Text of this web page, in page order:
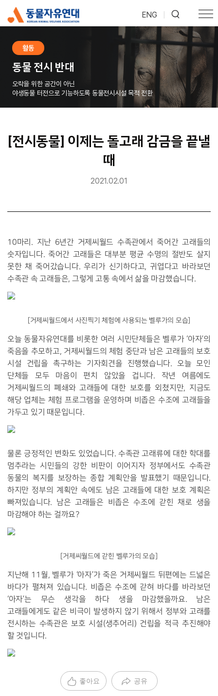
ENG
활동
동물 전시 반대
오락을 위한 공간이 아닌
야생동물 터전으로 기능하도록 동물전시시설 목적 전환
[전시동물] 이제는 돌고래 감금을 끝낼
때
2021.02.01
10마리. 지난 6년간 거제씨월드 수족관에서 죽어간 고래들의
숫자입니다. 죽어간 고래들은 대부분 평균 수명의 절반도 살지
못한 채 죽어갔습니다. 우리가 신기하다고, 귀엽다고 바라보던
수족관 속 고래들은, 그렇게 고통 속에서 삶을 마감했습니다.
[거제씨월드에서 사진찍기 체험에 사용되는 벨루가의 모습]
오늘 동물자유연대를 비롯한 여러 시민단체들은 벨루가 ‘아자’의
죽음을 추모하고, 거제씨월드의 체험 중단과 남은 고래들의 보호
시설 건립을 촉구하는 기자회견을 진행했습니다. 오늘 모인
단체들 모두 마음이 편치 않았을 겁니다. 작년 여름에도
거제씨월드의 폐쇄와 고래들에 대한 보호를 외쳤지만, 지금도
해당 업체는 체험 프로그램을 운영하며 비좁은 수조에 고래들을
가두고 있기 때문입니다.
물론 긍정적인 변화도 있었습니다. 수족관 고래류에 대한 학대를
멈추라는 시민들의 강한 비판이 이어지자 정부에서도 수족관
동물의 복지를 보장하는 종합 계획안을 발표했기 때문입니다.
하지만 정부의 계획안 속에도 남은 고래들에 대한 보호 계획은
빠져있습니다. 남은 고래들은 비좁은 수조에 갇힌 채로 생을
마감해야 하는 걸까요?
[거제씨월드에 갇힌 벨루가의 모습]
지난해 11월, 벨루가 ‘아자’가 죽은 거제씨월드 뒤편에는 드넓은
바다가 펼쳐져 있습니다. 비좁은 수조에 갇혀 바다를 바라보던
‘아자’는 무슨 생각을 하다 생을 마감했을까요. 남은
고래들에게도 같은 비극이 발생하지 않기 위해서 정부와 고래를
전시하는 수족관은 보호 시설(생추어리) 건립을 적극 추진해야
할 것입니다.
좋아요 공유